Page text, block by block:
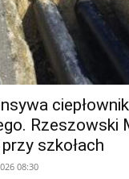
Rzeszowski
szkołach
08:30